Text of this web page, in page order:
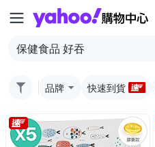
品牌 快速到貨